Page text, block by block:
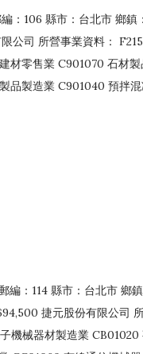
：106 縣市：台北市 鄉
公司 所營事業資料：
材零售業 C901070 石材
品製造業 C901040 預拌
貨批發業 F106020 日常
編：114 縣市：台北市 鄉
捷元股份有限公司
機械器材製造業